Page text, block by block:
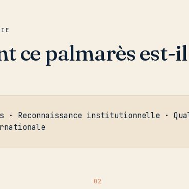
ce palmarès est-
· Reconnaissance institutionnelle ·
02